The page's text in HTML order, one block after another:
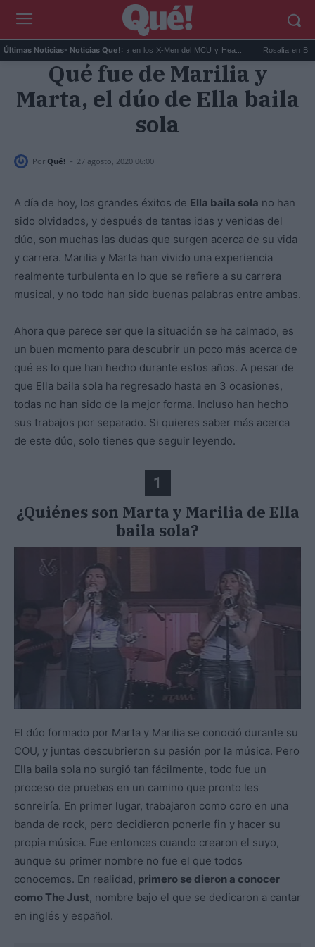
Últimas Noticias- Noticias Que!:
Kit Connor será Cíclope en los X-Men del MCU y Hea... Rosalía en Buenos
Qué fue de Marilia y
Marta, el dúo de Ella baila
sola
Por Qué! - 27 agosto, 2020 06:00
A día de hoy, los grandes éxitos de Ella baila sola no han
sido olvidados, y después de tantas idas y venidas del
dúo, son muchas las dudas que surgen acerca de su vida
y carrera. Marilia y Marta han vivido una experiencia
realmente turbulenta en lo que se refiere a su carrera
musical, y no todo han sido buenas palabras entre ambas.
Ahora que parece ser que la situación se ha calmado, es
un buen momento para descubrir un poco más acerca de
qué es lo que han hecho durante estos años. A pesar de
que Ella baila sola ha regresado hasta en 3 ocasiones,
todas no han sido de la mejor forma. Incluso han hecho
sus trabajos por separado. Si quieres saber más acerca
de este dúo, solo tienes que seguir leyendo.
1
¿Quiénes son Marta y Marilia de Ella
baila sola?
El dúo formado por Marta y Marilia se conoció durante su
COU, y juntas descubrieron su pasión por la música. Pero
Ella baila sola no surgió tan fácilmente, todo fue un
proceso de pruebas en un camino que pronto les
sonreiría. En primer lugar, trabajaron como coro en una
banda de rock, pero decidieron ponerle fin y hacer su
propia música. Fue entonces cuando crearon el suyo,
aunque su primer nombre no fue el que todos
conocemos. En realidad, primero se dieron a conocer
como The Just, nombre bajo el que se dedicaron a cantar
en inglés y español.